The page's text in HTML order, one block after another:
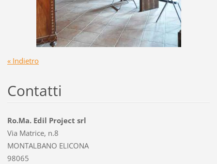
« Indietro
Contatti
Ro.Ma. Edil Project srl
Via Matrice, n.8
MONTALBANO ELICONA
98065